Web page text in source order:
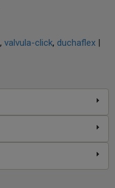
valvula-click duchaflex |